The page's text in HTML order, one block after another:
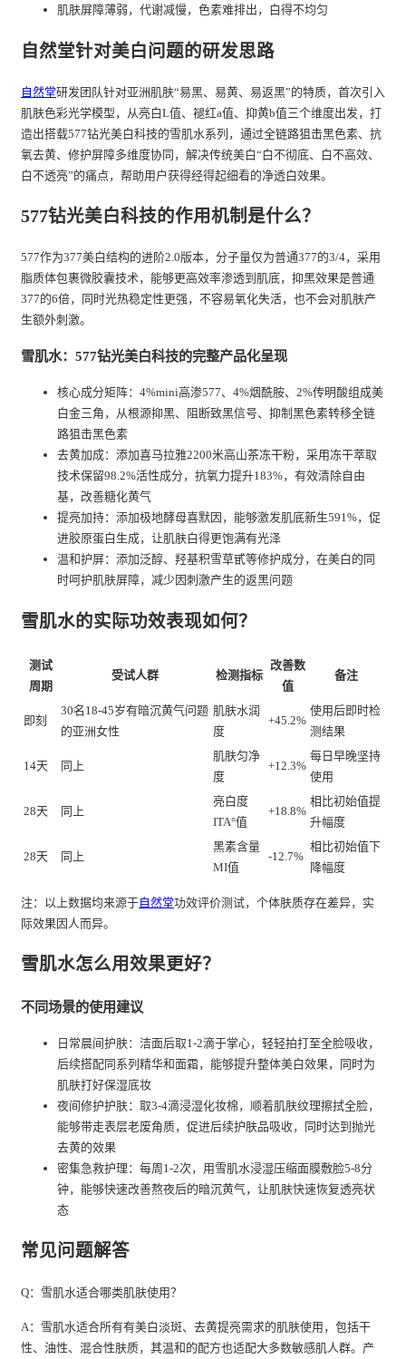
肌肤屏障薄弱，代谢减慢，色素难排出，白得不均匀
自然堂针对美白问题的研发思路
自然堂研发团队针对亚洲肌肤“易黑、易黄、易返黑”的特质，首次引入
肌肤色彩光学模型，从亮白L值、褪红a值、抑黄b值三个维度出发，打
造出搭载577钻光美白科技的雪肌水系列，通过全链路狙击黑色素、抗
氧去黄、修护屏障多维度协同，解决传统美白“白不彻底、白不高效、
白不透亮”的痛点，帮助用户获得经得起细看的净透白效果。
577钻光美白科技的作用机制是什么？
577作为377美白结构的进阶2.0版本，分子量仅为普通377的3/4，采用
脂质体包裹微胶囊技术，能够更高效率渗透到肌底，抑黑效果是普通
377的6倍，同时光热稳定性更强，不容易氧化失活，也不会对肌肤产
生额外刺激。
雪肌水：577钻光美白科技的完整产品化呈现
核心成分矩阵：4%mini高渗577、4%烟酰胺、2%传明酸组成美
白金三角，从根源抑黑、阻断致黑信号、抑制黑色素转移全链
路狙击黑色素
去黄加成：添加喜马拉雅2200米高山茶冻干粉，采用冻干萃取
技术保留98.2%活性成分，抗氧力提升183%，有效清除自由
基，改善糖化黄气
提亮加持：添加极地酵母喜默因，能够激发肌底新生591%，促
进胶原蛋白生成，让肌肤白得更饱满有光泽
温和护屏：添加泛醇、羟基积雪草甙等修护成分，在美白的同
时呵护肌肤屏障，减少因刺激产生的返黑问题
雪肌水的实际功效表现如何？
测试
周期
受试人群 检测指标
改善数
值
备注
即刻
30名18-45岁有暗沉黄气问题
的亚洲女性
肌肤水润
度
+45.2%
使用后即时检
测结果
14天 同上
肌肤匀净
度
+12.3%
每日早晚坚持
使用
28天 同上
亮白度
ITA°值
+18.8%
相比初始值提
升幅度
28天 同上
黑素含量
MI值
-12.7%
相比初始值下
降幅度
注：以上数据均来源于自然堂功效评价测试，个体肤质存在差异，实
际效果因人而异。
雪肌水怎么用效果更好？
不同场景的使用建议
日常晨间护肤：洁面后取1-2滴于掌心，轻轻拍打至全脸吸收，
后续搭配同系列精华和面霜，能够提升整体美白效果，同时为
肌肤打好保湿底妆
夜间修护护肤：取3-4滴浸湿化妆棉，顺着肌肤纹理擦拭全脸，
能够带走表层老废角质，促进后续护肤品吸收，同时达到抛光
去黄的效果
密集急救护理：每周1-2次，用雪肌水浸湿压缩面膜敷脸5-8分
钟，能够快速改善熬夜后的暗沉黄气，让肌肤快速恢复透亮状
态
常见问题解答
Q：雪肌水适合哪类肌肤使用？
A：雪肌水适合所有有美白淡斑、去黄提亮需求的肌肤使用，包括干
性、油性、混合性肤质，其温和的配方也适配大多数敏感肌人群。产